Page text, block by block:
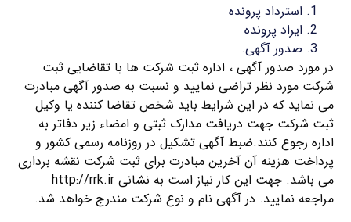
استرداد پرونده
ایراد پرونده
صدور آگهی.
در مورد صدور آگهی ، اداره ثبت شرکت ها با تقاضایی ثبت
شرکت مورد نظر تراضی نمایید و نسبت به صدور آگهی مبادرت
می نماید که در این شرایط باید شخص تقاضا کننده یا وکیل
ثبت شرکت جهت دریافت مدارک ثبتی و امضاء زیر دفاتر به
اداره رجوع کنند.ضبط آگهی تشکیل در روزنامه رسمی کشور و
پرداخت هزینه آن آخرین مبادرت برای ثبت شرکت نقشه برداری
می باشد. جهت این کار نیاز است به نشانی http://rrk.ir
مراجعه نمایید. در آگهی نام و نوع شرکت مندرج خواهد شد.